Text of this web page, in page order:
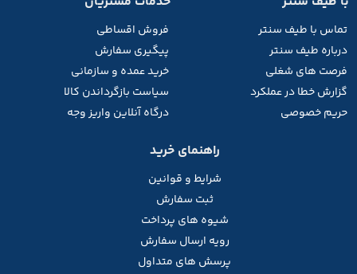
تماس با طیف سنتر
درباره طیف سنتر
فرصت های شغلی
گزارش خطا در عملکرد
حریم خصوصی
فروش اقساطی
پیگیری سفارش
خرید عمده و سازمانی
سیاست بازگرداندن کالا
درگاه آنلاین واریز وجه
راهنمای خرید
شرایط و قوانین
ثبت سفارش
شیوه های پرداخت
رویه ارسال سفارش
پرسش های متداول